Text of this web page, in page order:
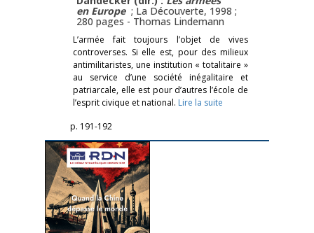
en Europe ; La Découverte, 1998 ;
280 pages - Thomas Lindemann
L’armée fait toujours l’objet de vives
controverses. Si elle est, pour des milieux
antimilitaristes, une institution « totalitaire »
au service d’une société inégalitaire et
patriarcale, elle est pour d’autres l’école de
l’esprit civique et national. Lire la suite
p. 191-192